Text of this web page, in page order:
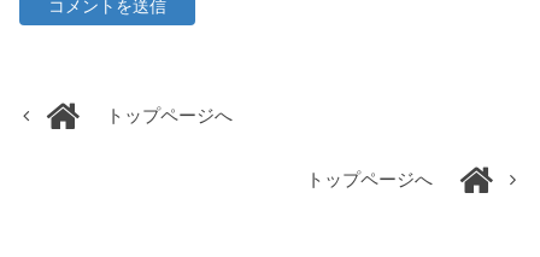
トップページへ
トップページへ